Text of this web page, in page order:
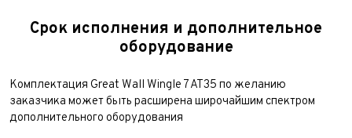
Срок исполнения и дополнительное
оборудование
Комплектация Great Wall Wingle 7 AT35 по желанию
заказчика может быть расширена широчайшим спектром
дополнительного оборудования